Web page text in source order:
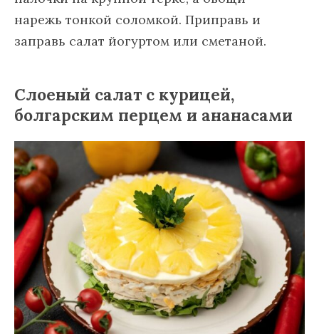
нарежь тонкой соломкой. Приправь и
заправь салат йогуртом или сметаной.
Слоеный салат с курицей,
болгарским перцем и ананасами